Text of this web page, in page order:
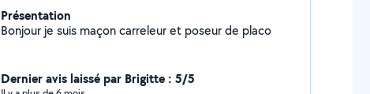
Présentation
Bonjour je suis maçon carreleur et poseur de placo
Dernier avis laissé par Brigitte : 5/5